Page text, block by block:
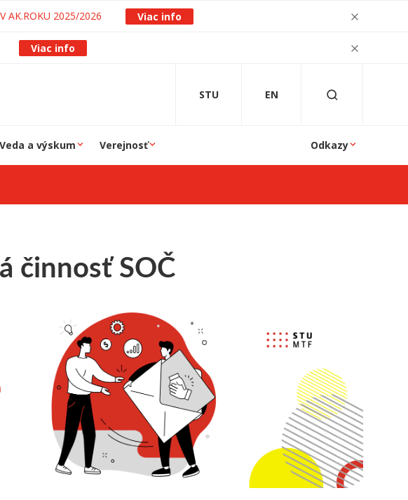
AK.ROKU 2025/2026 Viac info
Viac info
STU EN
Veda a výskum Verejnosť Odkazy
činnosť SOČ